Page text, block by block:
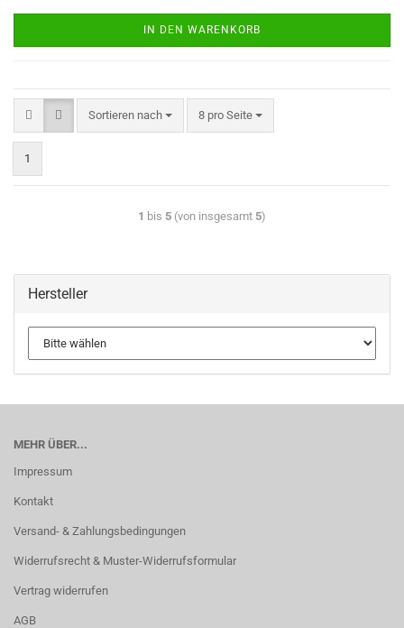
IN DEN WARENKORB
Sortieren nach 8 pro Seite
1
1 bis 5 (von insgesamt 5)
Hersteller
MEHR ÜBER...
Impressum
Kontakt
Versand- & Zahlungsbedingungen
Widerrufsrecht & Muster-Widerrufsformular
Vertrag widerrufen
AGB